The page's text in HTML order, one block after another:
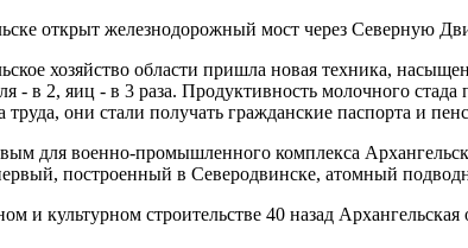
открыт железнодорожный мост через Северную
хозяйство области пришла новая техника,
- в 2, яиц - в 3 раза. Продуктивность молочного
труда, они стали получать гражданские паспорта и
для военно-промышленного комплекса
построенный в Северодвинске, атомный
и культурном строительстве 40 назад